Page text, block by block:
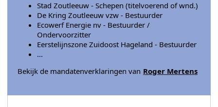
Stad Zoutleeuw - Schepen (titelvoerend of wnd.)
De Kring Zoutleeuw vzw - Bestuurder
Ecowerf Energie nv - Bestuurder /
Ondervoorzitter
Eerstelijnszone Zuidoost Hageland - Bestuurder
...
Bekijk de mandatenverklaringen van Roger Mertens